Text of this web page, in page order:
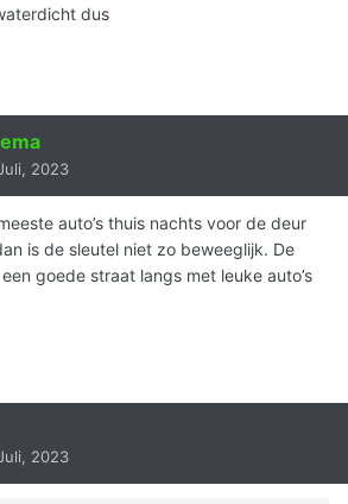
dus
2023
auto’s thuis nachts voor de deur
is de sleutel niet zo beweeglijk. De
goede straat langs met leuke auto’s
2023